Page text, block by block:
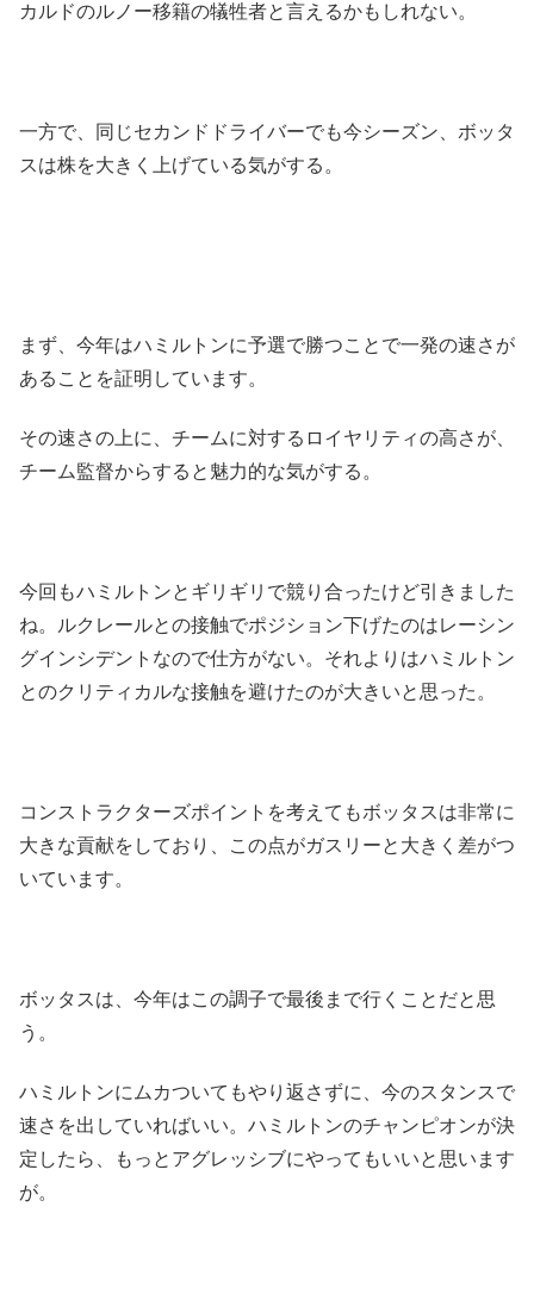
カルドのルノー移籍の犠牲者と言えるかもしれない。
一方で、同じセカンドドライバーでも今シーズン、ボッタ
スは株を大きく上げている気がする。
まず、今年はハミルトンに予選で勝つことで一発の速さが
あることを証明しています。
その速さの上に、チームに対するロイヤリティの高さが、
チーム監督からすると魅力的な気がする。
今回もハミルトンとギリギリで競り合ったけど引きました
ね。ルクレールとの接触でポジション下げたのはレーシン
グインシデントなので仕方がない。それよりはハミルトン
とのクリティカルな接触を避けたのが大きいと思った。
コンストラクターズポイントを考えてもボッタスは非常に
大きな貢献をしており、この点がガスリーと大きく差がつ
いています。
ボッタスは、今年はこの調子で最後まで行くことだと思
う。
ハミルトンにムカついてもやり返さずに、今のスタンスで
速さを出していればいい。ハミルトンのチャンピオンが決
定したら、もっとアグレッシブにやってもいいと思います
が。